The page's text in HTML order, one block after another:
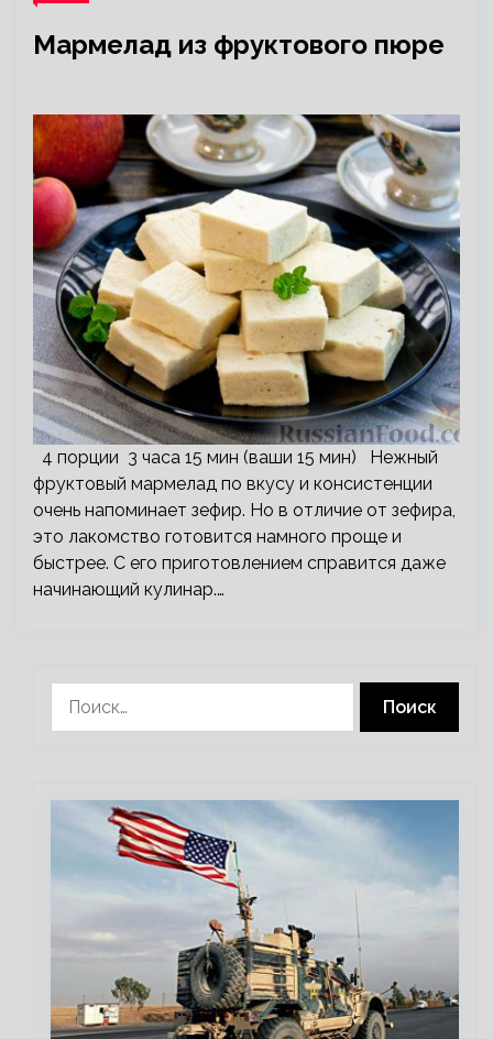
Мармелад из фруктового пюре
4 порции 3 часа 15 мин (ваши 15 мин) Нежный
фруктовый мармелад по вкусу и консистенции
очень напоминает зефир. Но в отличие от зефира,
это лакомство готовится намного проще и
быстрее. С его приготовлением справится даже
начинающий кулинар.…